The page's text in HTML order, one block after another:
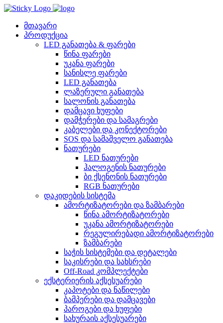
Skip
contentმთავარი
პროდუქცია
LED განათება & ფარები
წინა ფარები
უკანა ფარები
სანისლე ფარები
LED განათება
ლაზერული განათება
სალონის განათება
დამცავი ხუფები
დამჭერები და სამაგრები
კაბელები და კონექტორები
SOS და სამაშველო განათება
ნათურები
LED ნათურები
ჰალოგენის ნათურები
ბი ქსენონის ნათურები
RGB ნათურები
დაკიდების სისტემა
ამორტიზატორები და ზამბარები
წინა ამორტიზატორები
უკანა ამორტიზატორები
რეგულირებადი ამორტიზატორები
ზამბარები
საჭის სისტემები და დეტალები
საკისრები და სახსრები
Off-Road კომპლექტები
ექსტერიერის აქსესუარები
კაპოტები და ნაწილები
ბამპერები და დამცავები
პაროგები და ხუფები
სახურაის აქსესუარები